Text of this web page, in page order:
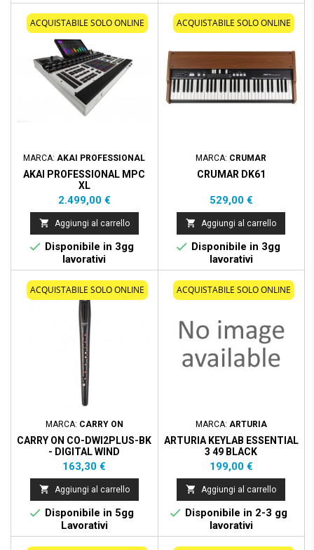
ACQUISTABILE SOLO ONLINE
MARCA: AKAI PROFESSIONAL
AKAI PROFESSIONAL MPC
XL
Prezzo
2.499,00 €
 Aggiungi al carrello
 Disponibile in 3gg
lavorativi
ACQUISTABILE SOLO ONLINE
MARCA: CRUMAR
CRUMAR DK61
Prezzo
529,00 €
 Aggiungi al carrello
 Disponibile in 3gg
lavorativi
ACQUISTABILE SOLO ONLINE
MARCA: CARRY ON
CARRY ON CO-DWI2PLUS-BK
- DIGITAL WIND
INSTRUMENT PLUS - NERO
Prezzo
163,30 €
 Aggiungi al carrello
 Disponibile in 5gg
Lavorativi
ACQUISTABILE SOLO ONLINE
MARCA: ARTURIA
ARTURIA KEYLAB ESSENTIAL
3 49 BLACK
Prezzo
199,00 €
 Aggiungi al carrello
 Disponibile in 2-3 gg
lavorativi